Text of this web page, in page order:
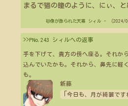
まるで猫の瞳のように、にぃ、と
砂像が飾られた天幕 シィル - （2024/
>>PNo.243 シィルへの返事
手を下げて、貴方の傍へ座る。それか
込んでいたかも。それから、鼻先に軽
も。
新藤
今日も、月が綺麗です